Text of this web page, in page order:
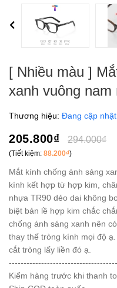
Previous
[ Nhiều màu ]
xanh vuông nam
Thương hiệu: Đang cập nhật
205.800₫ 294.000₫
(Tiết kiệm: 88.200₫)
Mắt kính chống ánh sáng
kính kết hợp từ hợp kim,
nhựa TR90 dẻo dai không
biệt bản lề hợp kim chắc
chống ánh sáng xanh nên
thay thế tròng kính mọi độ
cắt tròng lấy liền đó ạ.
Kiểm hàng trước khi thanh